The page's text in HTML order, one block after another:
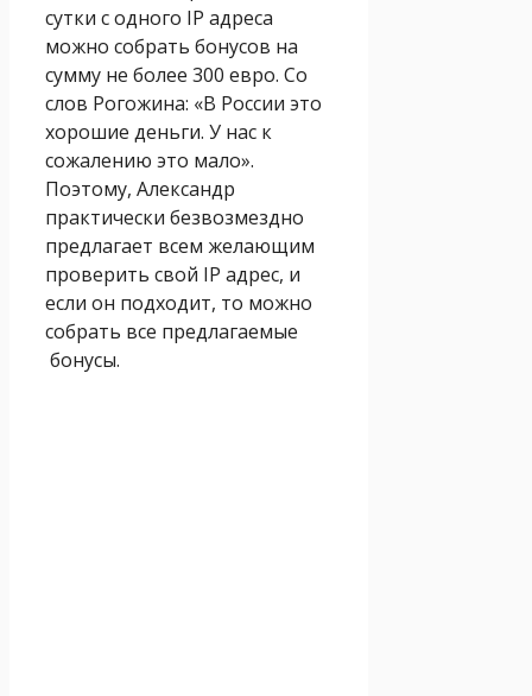
сутки с одного IP адреса
можно собрать бонусов на
сумму не более 300 евро. Со
слов Рогожина: «В России это
хорошие деньги. У нас к
сожалению это мало».
Поэтому, Александр
практически безвозмездно
предлагает всем желающим
проверить свой IP адрес, и
если он подходит, то можно
собрать все предлагаемые
бонусы.